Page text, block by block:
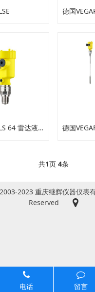
德国VEGAPULS 64 雷达液位计 德国
共1页 4条
2023 重庆继辉仪器仪表
Reserved
电话 留言